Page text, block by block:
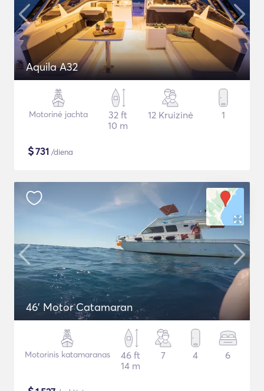
Aquila A32
Motorinė jachta
32 ft
10 m
12 Kruizinė 1
$731 /diena
46' Motor Catamaran
Motorinis katamaranas
46 ft
14 m
7 4 6